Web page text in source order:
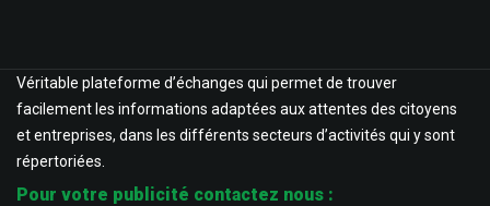
Véritable plateforme d’échanges qui permet de trouver
facilement les informations adaptées aux attentes des citoyens
et entreprises, dans les différents secteurs d’activités qui y sont
répertoriées.
Pour votre publicité contactez nous :